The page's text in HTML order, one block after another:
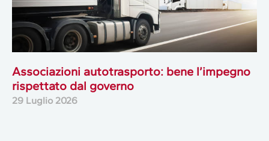
Associazioni autotrasporto: bene l’impegno
rispettato dal governo
29 Luglio 2026